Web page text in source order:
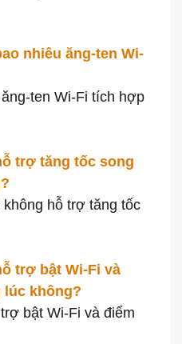
nhiêu ăng-ten Wi-
ten Wi-Fi tích hợp
trợ tăng tốc song
hỗ trợ tăng tốc
trợ bật Wi-Fi và
lúc không?
bật Wi-Fi và điểm